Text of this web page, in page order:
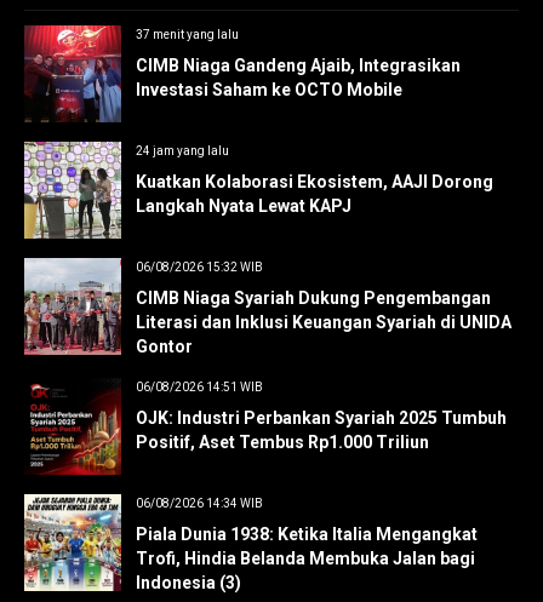
37 menit yang lalu
CIMB Niaga Gandeng Ajaib, Integrasikan
Investasi Saham ke OCTO Mobile
24 jam yang lalu
Kuatkan Kolaborasi Ekosistem, AAJI Dorong
Langkah Nyata Lewat KAPJ
06/08/2026 15:32 WIB
CIMB Niaga Syariah Dukung Pengembangan
Literasi dan Inklusi Keuangan Syariah di UNIDA
Gontor
06/08/2026 14:51 WIB
OJK: Industri Perbankan Syariah 2025 Tumbuh
Positif, Aset Tembus Rp1.000 Triliun
06/08/2026 14:34 WIB
Piala Dunia 1938: Ketika Italia Mengangkat
Trofi, Hindia Belanda Membuka Jalan bagi
Indonesia (3)